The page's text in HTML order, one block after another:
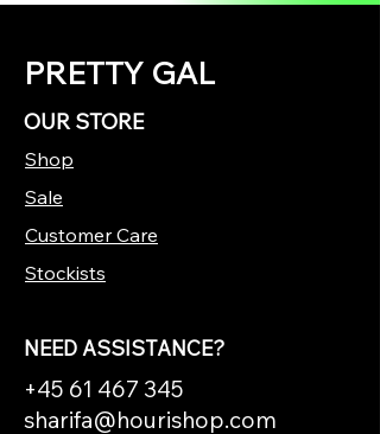
PRETTY GAL
OUR STORE
Shop
Sale
Customer Care
Stockists
NEED ASSISTANCE?
+45 61 467 345
sharifa@hourishop.com